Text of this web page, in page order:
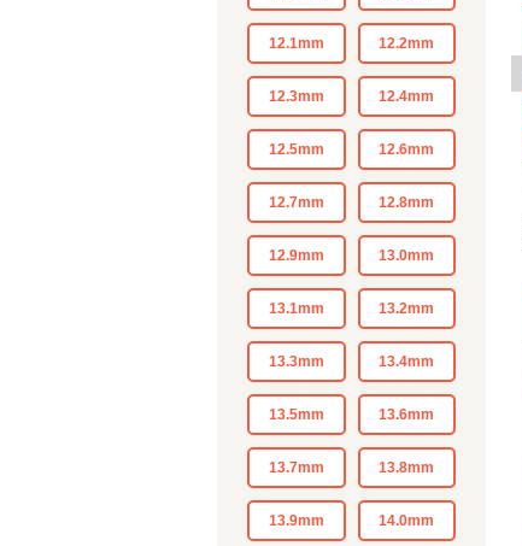
12.1mm 12.2mm
12.3mm 12.4mm
12.5mm 12.6mm
12.7mm 12.8mm
12.9mm 13.0mm
13.1mm 13.2mm
13.3mm 13.4mm
13.5mm 13.6mm
13.7mm 13.8mm
13.9mm 14.0mm